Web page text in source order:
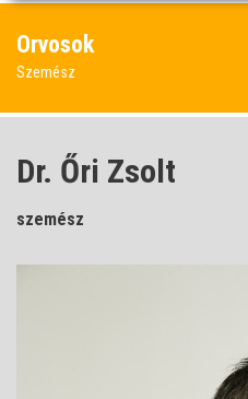
Orvosok
Szemész
Dr. Őri Zsolt
szemész